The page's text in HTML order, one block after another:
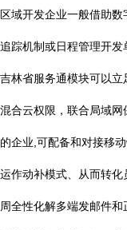
域开发企业一般借助数
踪机制或日程管理开
林省服务通模块可以
合云权限，联合局域网
企业,可配备和对接移
作动补模式、从而转
全性化解多端发邮件和